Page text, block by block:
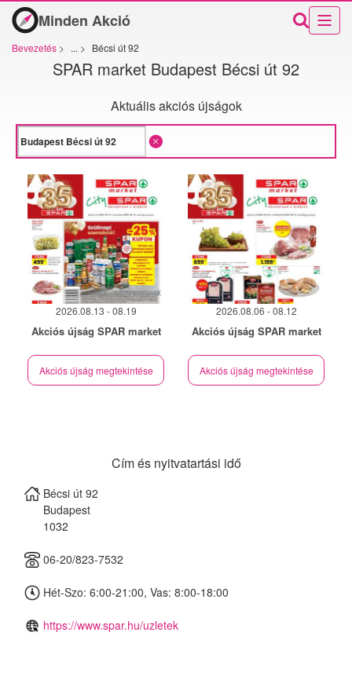
Minden Akció
Bevezetés > ... > Bécsi út 92
SPAR market Budapest Bécsi út 92
Aktuális akciós újságok
2026.08.13 - 08.19
Akciós újság SPAR market
Akciós újság megtekintése
2026.08.06 - 08.12
Akciós újság SPAR market
Akciós újság megtekintése
Cím és nyitvatartási idő
Bécsi út 92
Budapest
1032
06-20/823-7532
Hét-Szo: 6:00-21:00, Vas: 8:00-18:00
https://www.spar.hu/uzletek